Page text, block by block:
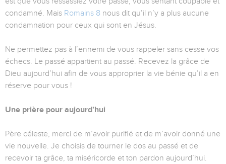
condamné. Mais Romains 8 nous dit qu’il n’y a plus aucune
condamnation pour ceux qui sont en Jésus.
Ne permettez pas à l’ennemi de vous rappeler sans cesse vos
échecs. Le passé appartient au passé. Recevez la grâce de
Dieu aujourd’hui afin de vous approprier la vie bénie qu’il a en
réserve pour vous !
Une prière pour aujourd’hui
Père céleste, merci de m’avoir purifié et de m’avoir donné une
vie nouvelle. Je choisis de tourner le dos au passé et de
recevoir ta grâce, ta miséricorde et ton pardon aujourd’hui.